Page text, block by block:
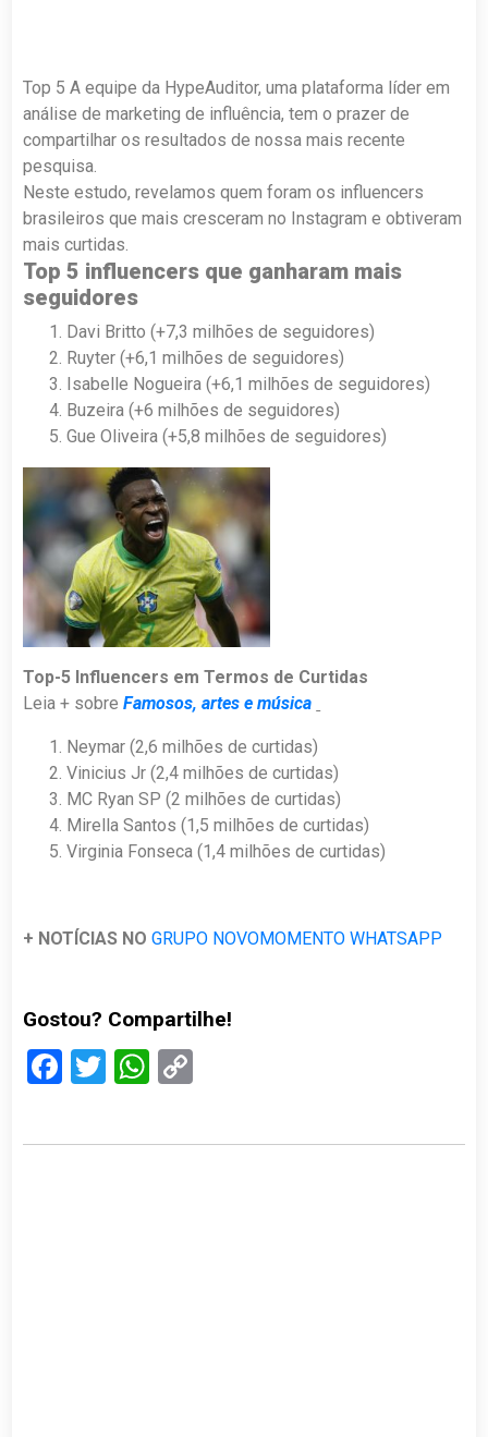
Top 5 A equipe da HypeAuditor, uma plataforma líder em
análise de marketing de influência, tem o prazer de
compartilhar os resultados de nossa mais recente
pesquisa.
Neste estudo, revelamos quem foram os influencers
brasileiros que mais cresceram no Instagram e obtiveram
mais curtidas.
Top 5 influencers que ganharam mais
seguidores
Davi Britto (+7,3 milhões de seguidores)
Ruyter (+6,1 milhões de seguidores)
Isabelle Nogueira (+6,1 milhões de seguidores)
Buzeira (+6 milhões de seguidores)
Gue Oliveira (+5,8 milhões de seguidores)
Top-5 Influencers em Termos de Curtidas
Leia + sobreFamosos, artes e música
Neymar (2,6 milhões de curtidas)
Vinicius Jr (2,4 milhões de curtidas)
MC Ryan SP (2 milhões de curtidas)
Mirella Santos (1,5 milhões de curtidas)
Virginia Fonseca (1,4 milhões de curtidas)
+ NOTÍCIAS NOGRUPO NOVOMOMENTO WHATSAPP
Gostou? Compartilhe!
Facebook
TwitterWhatsApp